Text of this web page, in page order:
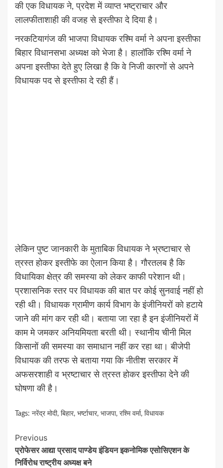
की एक विधायक ने, प्रदेश में व्याप्त भष्ट्राचार और
लालफीताशाही की वजह से इस्तीफा दे दिया है।
नरकटियागंज की भाजपा विधायक रश्मि वर्मा ने अपना इस्तीफा
बिहार विधानसभा अध्यक्ष को भेजा है। हालॉकि रश्मि वर्मा ने
अपना इस्तीफा देते हुए लिखा है कि वे निजी कारणों से अपने
विधायक पद से इस्तीफा दे रही हैं।
लेकिन पुष्ट जानकारी के मुताबिक विधायक ने भ्रष्टाचार से
त्रस्त होकर इस्तीफे का ऐलान किया है। गौरतलब है कि
विधायिका क्षेत्र की समस्या को लेकर काफी परेशान थी।
प्रशासनिक स्तर पर विधायक की बात पर कोई सुनवाई नहीं हो
रही थी। विधायक ग्रामीण कार्य विभाग के इंजीनियरों को हटाये
जाने की मांग कर रही थी। बताया जा रहा है इन इंजीनियरों में
काम मे जमकर अनियमियता बरती थी। स्थानीय चीनी मिल
किसानों की समस्या का समाधान नहीं कर रहा था। बीजेपी
विधायक की तरफ से बताया गया कि नीतीश सरकार में
अफसरशाही व भ्रष्टाचार से त्रस्त होकर इस्तीफा देने की
घोषणा की है।
Tags: नरेंद्र मोदी, बिहार, भर्ष्टाचार, भाजपा, रश्मि वर्मा, विधायक
Continue
Reading
Previous
प्रोफेसर आद्या प्रसाद पाण्डेय इंडियन इकनोमिक एसोसिएशन के
निर्विरोध राष्ट्रीय अध्यक्ष बने